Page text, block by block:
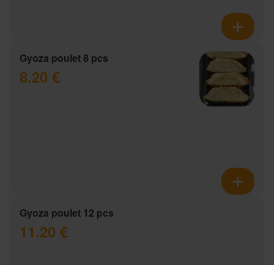
Gyoza poulet 8 pcs
8.20 €
Gyoza poulet 12 pcs
11.20 €